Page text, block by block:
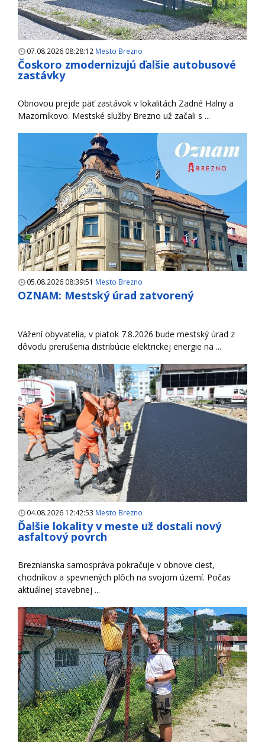
07.08.2026 08:28:12 Mesto Brezno
Čoskoro zmodernizujú ďalšie autobusové
zastávky
Obnovou prejde päť zastávok v lokalitách Zadné Halny a
Mazorníkovo. Mestské služby Brezno už začali s ...
05.08.2026 08:39:51 Mesto Brezno
OZNAM: Mestský úrad zatvorený
Vážení obyvatelia, v piatok 7.8.2026 bude mestský úrad z
dôvodu prerušenia distribúcie elektrickej energie na ...
04.08.2026 12:42:53 Mesto Brezno
Ďalšie lokality v meste už dostali nový
asfaltový povrch
Breznianska samospráva pokračuje v obnove ciest,
chodníkov a spevnených plôch na svojom území. Počas
aktuálnej stavebnej ...